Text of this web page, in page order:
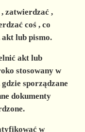
, zatwierdzać ,
coś, co
akt lub pismo.
akt lub
stosowany w
sporządzane
dokumenty
w